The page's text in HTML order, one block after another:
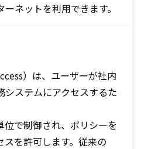
ネットを利用できます。
）は、ユーザーが社内
システムにアクセスするた
で制御され、ポリシーを
を許可します。従来の